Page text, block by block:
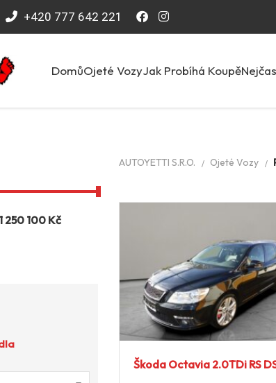
+420 777 642 221
DomůOjeté VozyJak Probíhá Koupě
1 250 100 Kč
AUTOYETTI S.R.O. Ojeté Vozy
Škoda Octavia 2.0TDi RS